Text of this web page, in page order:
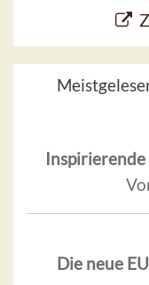
Die neue